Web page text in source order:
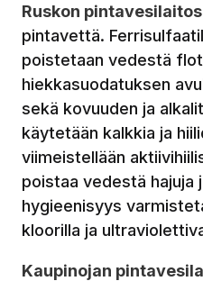
Ruskon pintavesilaitos
pintavettä.
poistetaan vedestä
hiekkasuodatuksen
sekä kovuuden ja
käytetään kalkkia ja
viimeistellään
poistaa vedestä hajuja
hygieenisyys
kloorilla ja
Kaupinojan